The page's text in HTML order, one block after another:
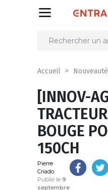
Partager
Accueil
[INNOV-
BOUGE
150CH
Pierre
Criado
Publié le 9
septembre